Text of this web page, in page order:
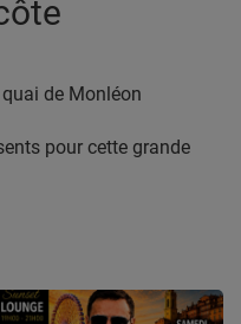
de Monléon
pour cette grande